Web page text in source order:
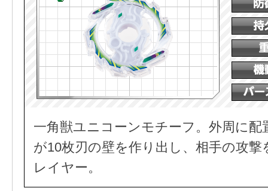
一角獣ユニコーンモチーフ。外周に
が10枚刃の壁を作り出し、相手の攻
レイヤー。